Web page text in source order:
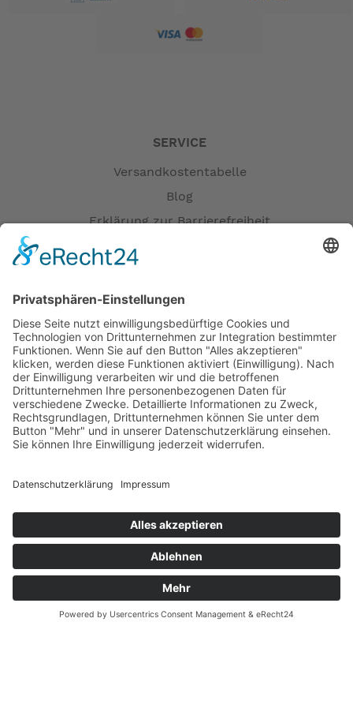
SERVICE
Versandkostentabelle
Blog
Erklärung zur Barrierefreiheit
Versandpartner
Zahlung und Versand
Öffnungszeiten
Verfügbarkeit
Größenrechner (Umlaufmaß)
Datenschutz
Fernabsatz
Widerrufsrecht
Widerrufsrecht bei Reparaturen
Kontakt
Ergänzende Allgemeine Geschäftsbedingungen zum
easyCredit-Ratenkauf